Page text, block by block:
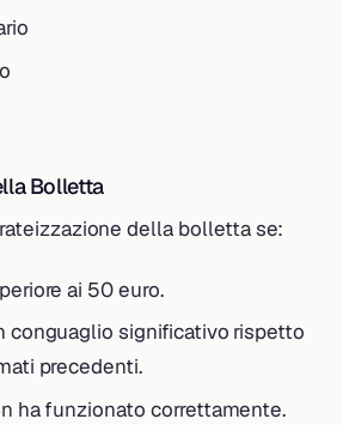
Bolletta
della bolletta se:
ai 50 euro.
conguaglio significativo rispetto
precedenti.
ha funzionato correttamente.